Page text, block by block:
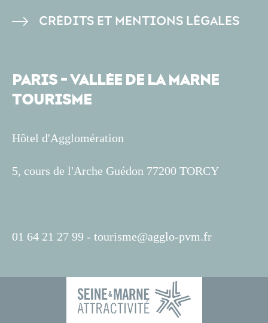
CRÉDITS ET MENTIONS LÉGALES
PARIS - VALLÉE DE LA MARNE
TOURISME
Hôtel d'Agglomération
5, cours de l'Arche Guédon 77200 TORCY
01 64 21 27 99 - tourisme@agglo-pvm.fr